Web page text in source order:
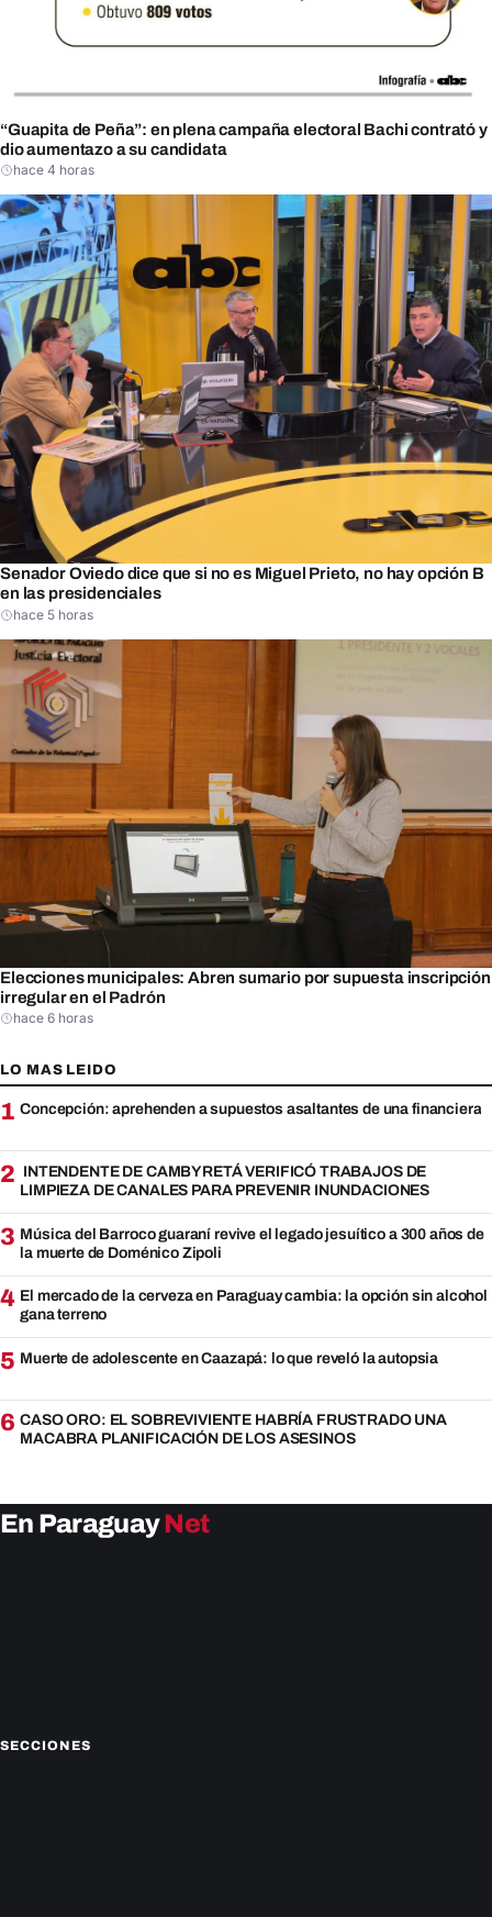
“Guapita de Peña”: en plena campaña electoral Bachi contrató y
dio aumentazo a su candidata
hace 4 horas
Senador Oviedo dice que si no es Miguel Prieto, no hay opción B
en las presidenciales
hace 5 horas
Elecciones municipales: Abren sumario por supuesta inscripción
irregular en el Padrón
hace 6 horas
LO MAS LEIDO
1 Concepción: aprehenden a supuestos asaltantes de una financiera
2 INTENDENTE DE CAMBYRETÁ VERIFICÓ TRABAJOS DE
LIMPIEZA DE CANALES PARA PREVENIR INUNDACIONES
3 Música del Barroco guaraní revive el legado jesuítico a 300 años de
la muerte de Doménico Zipoli
4 El mercado de la cerveza en Paraguay cambia: la opción sin alcohol
gana terreno
5 Muerte de adolescente en Caazapá: lo que reveló la autopsia
6 CASO ORO: EL SOBREVIVIENTE HABRÍA FRUSTRADO UNA
MACABRA PLANIFICACIÓN DE LOS ASESINOS
En ParaguayNet
SECCIONES